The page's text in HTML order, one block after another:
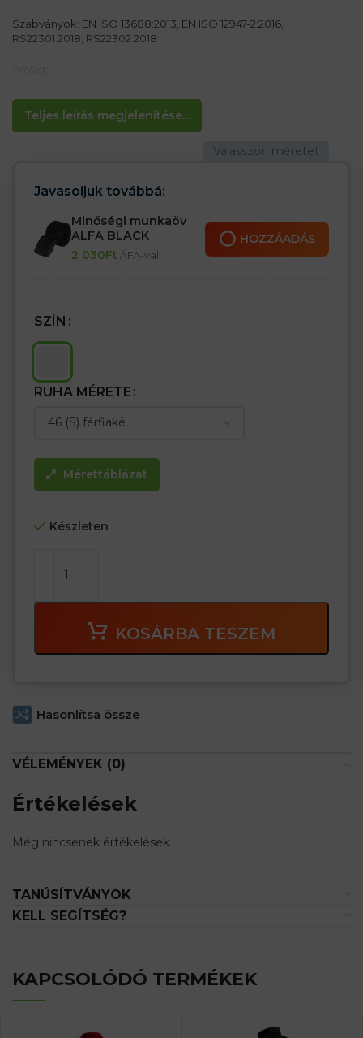
Teljes leírás megjelenítése...
Szabványok: EN ISO 13688:2013, EN ISO 12947-2:2016,
RS22301:2018, RS22302:2018
Jellemzők:
– Belső zseb a jobb oldalon
– Elasztikus derékrész a jobb méretbeállítás érdekében
– Használata a HACCP-ben (élelmiszeripar)
Javasoljuk továbbá:
Minőségi munkaöv
ALFA BLACK
2 030Ft ÁFA-val
HOZZÁADÁS
SZÍN
RUHA MÉRETE
Mérettáblázat
Készleten
KOSÁRBA TESZEM
Hasonlítsa össze
VÉLEMÉNYEK (0)
Értékelések
Még nincsenek értékelések.
TANÚSÍTVÁNYOK
KELL SEGÍTSÉG?
KAPCSOLÓDÓ TERMÉKEK